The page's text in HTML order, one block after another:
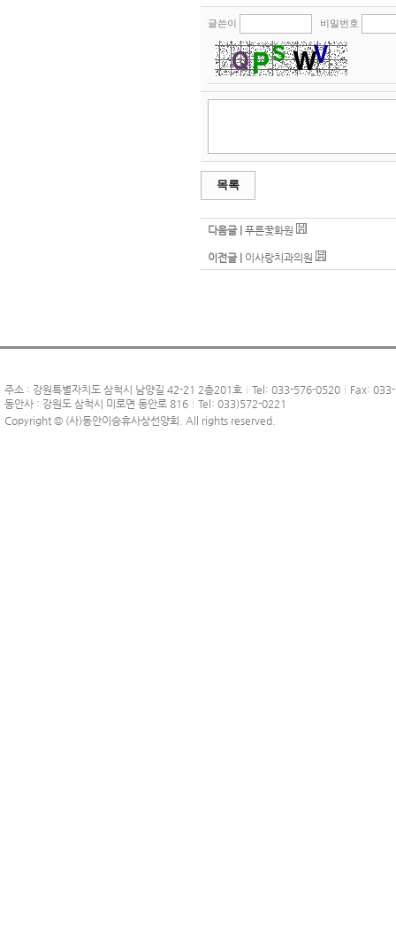
글쓴이 비밀번호
목록
다음글 | 푸른꽃화원
이전글 | 이사랑치과의원
주소 : 강원특별자치도 삼척시 남양길 42-21 2층201호 Tel: 033-576-0520
Fax:
동안사 : 강원도 삼척시 미로면 동안로 816
Tel: 033)572-0221
Copyright © (사)동안이승휴사상선양회. All rights reserved.